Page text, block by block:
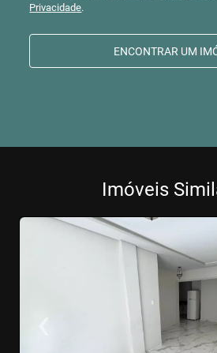
Privacidade.
ENCONTRAR UM
Imóveis
‹